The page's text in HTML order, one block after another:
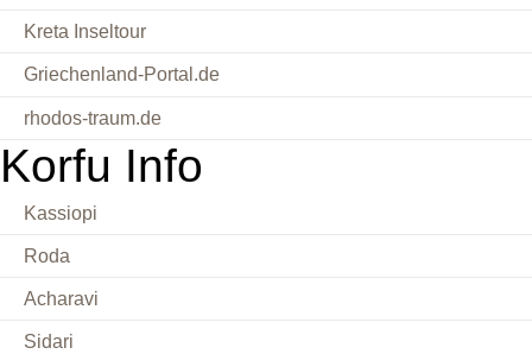
Kreta Inseltour
Griechenland-Portal.de
rhodos-traum.de
Korfu Info
Kassiopi
Roda
Acharavi
Sidari